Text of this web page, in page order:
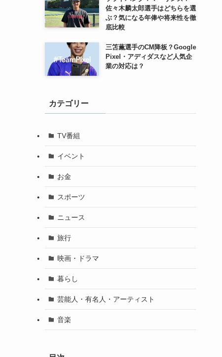
佐々木麟太郎選手はどちらを選
ぶ？気になる年俸や将来性を徹
底比較
三笘薫選手のCM降板？Google
Pixel・アディダスなど人気企
業の対応は？
カテゴリー
TV番組
イベント
お金
スポーツ
ニュース
旅行
映画・ドラマ
暮らし
芸能人・有名人・アーティスト
音楽